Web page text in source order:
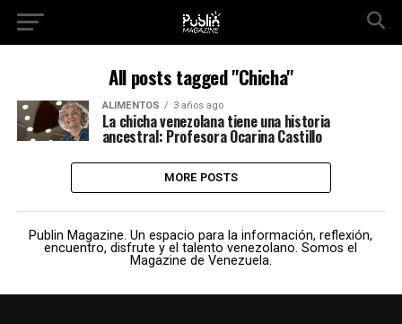
All posts tagged "Chicha"
ALIMENTOS 3 años ago
La chicha venezolana tiene una historia
ancestral: Profesora Ocarina Castillo
MORE POSTS
Publin Magazine. Un espacio para la información, reflexión,
encuentro, disfrute y el talento venezolano. Somos el
Magazine de Venezuela.